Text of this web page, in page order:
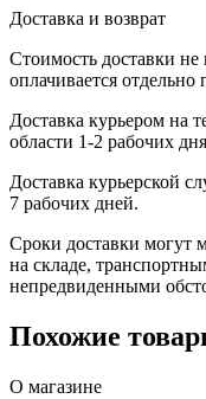
Доставка и возврат
Стоимость доставки не
оплачивается отдельно
Доставка курьером на
области 1-2 рабочих
Доставка курьерской
7 рабочих дней.
Сроки доставки могут
на складе,
непредвиденными
Похожие
О магазине